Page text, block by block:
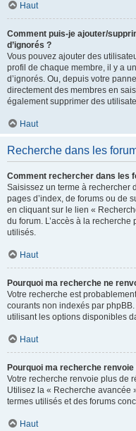
Haut
Comment puis-je ajouter/
d’ignorés ?
Vous pouvez ajouter des
profil de chaque membre, il y a
d’ignorés. Ou, depuis votre
directement des membres en
également supprimer des
Haut
Recherche dans les
Comment rechercher dans les
Saisissez un terme à rechercher
pages d’index, de forums ou de
en cliquant sur le lien «
du forum. L’accès à la
utilisés.
Haut
Pourquoi ma recherche ne
Votre recherche est
courants non indexés par
utilisant les options disponibles
Haut
Pourquoi ma recherche renvoie
Votre recherche renvoie plus de
Utilisez la « Recherche avancée
termes utilisés et des forums
Haut